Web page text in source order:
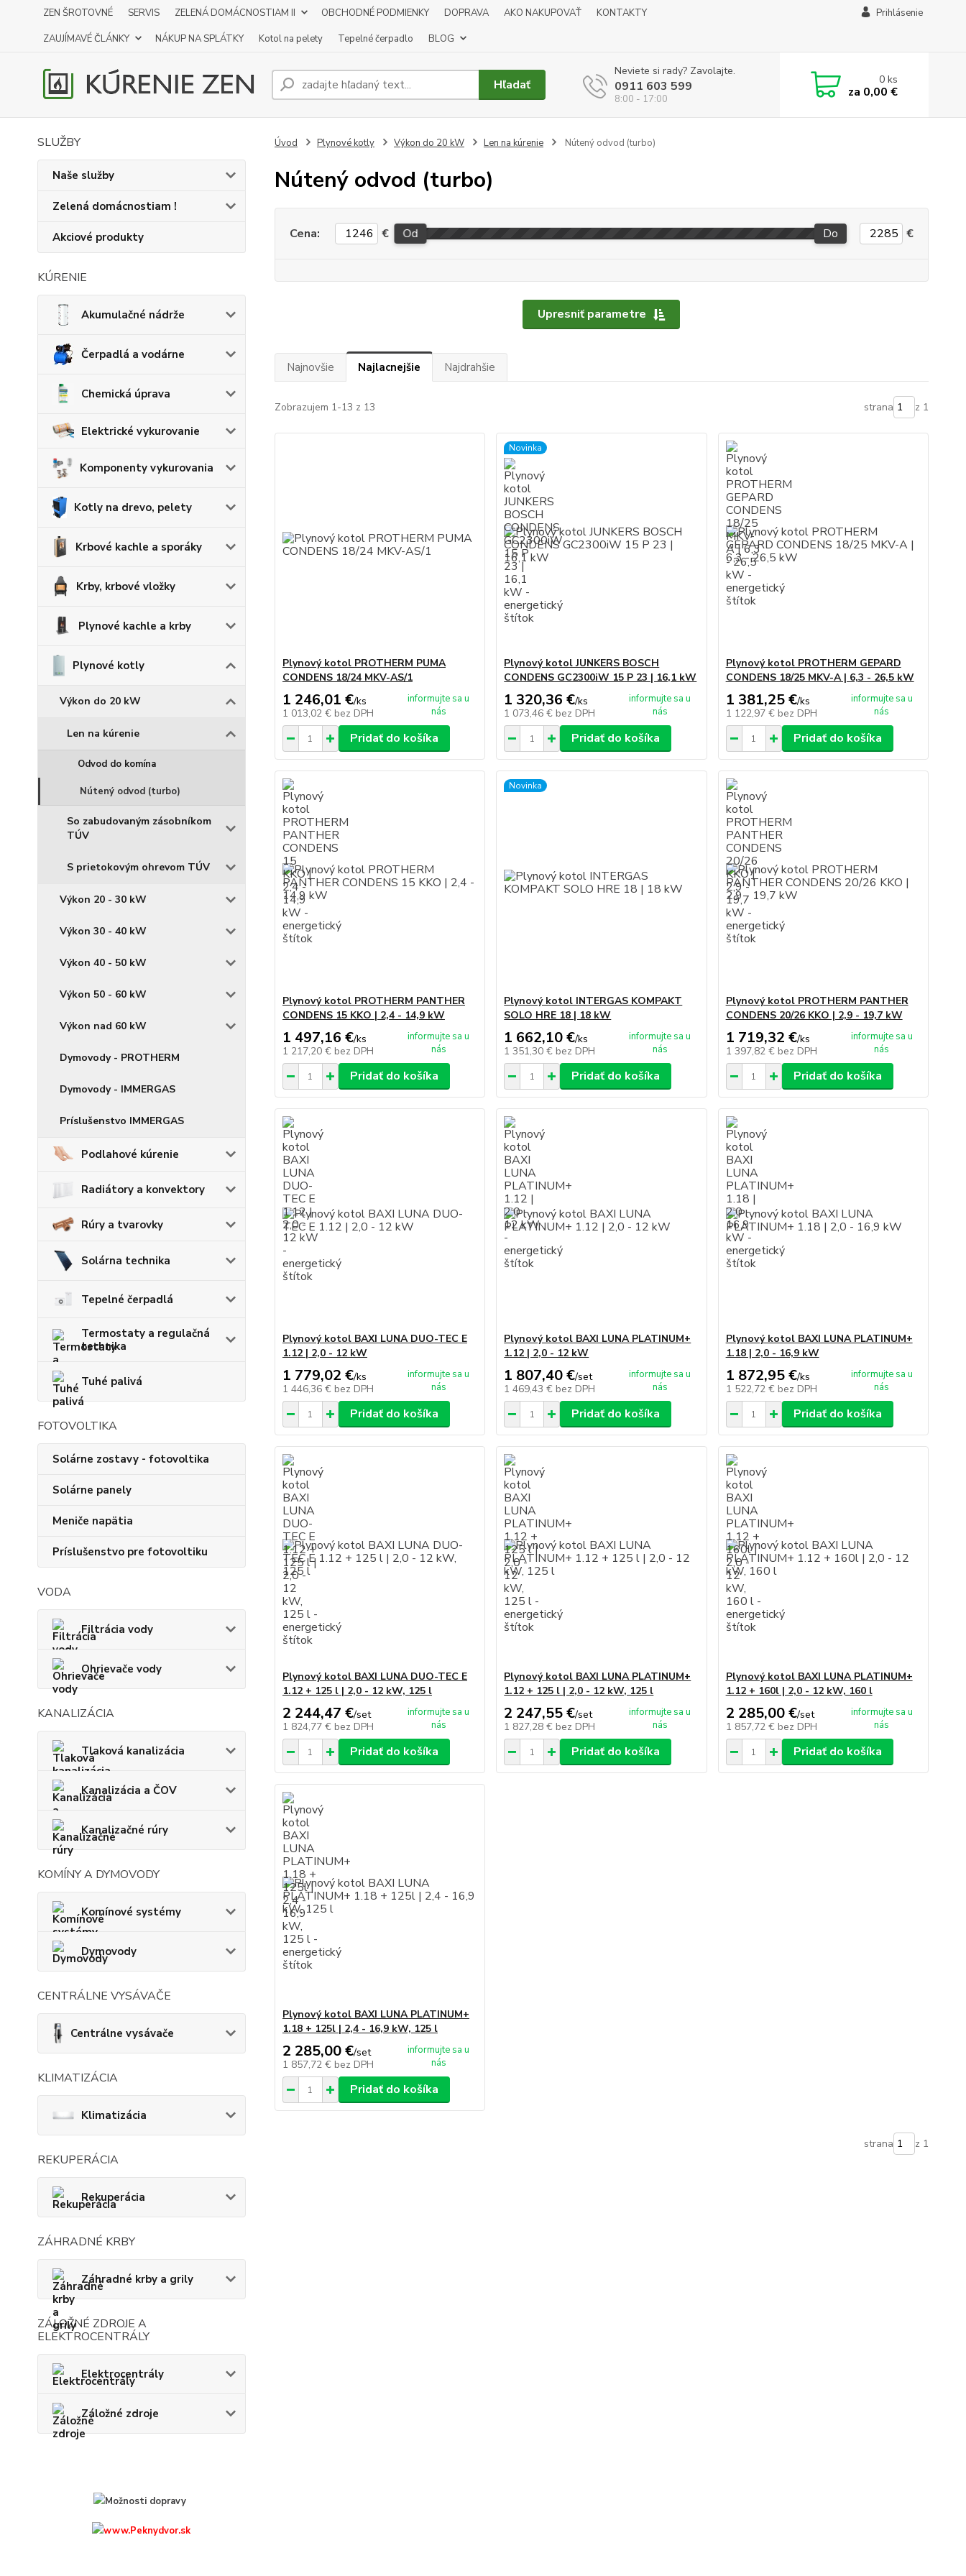
ZEN ŠROTOVNÉ SERVIS ZELENÁ DOMÁCNOSTIAM II OBCHODNÉ PODMIENKY DOPRAVA AKO NAKUPOVAŤ
KONTAKTY
ZAUJÍMAVÉ ČLÁNKY
NÁKUP NA SPLÁTKY Kotol na pelety Tepelné čerpadlo BLOG
Prihlásenie
Hľadať
Neviete si rady? Zavolajte.
0911 603 599
8:00 - 17:00
0ks
za 0,00 €
SLUŽBY
Naše služby
Zelená domácnostiam !
Akciové produkty
KÚRENIE
Akumulačné nádrže
Čerpadlá a vodárne
Chemická úprava
Elektrické vykurovanie
Komponenty vykurovania
Kotly na drevo, pelety
Krbové kachle a sporáky
Krby, krbové vložky
Plynové kachle a krby
Plynové kotly
Výkon do 20 kW
Len na kúrenie
Odvod do komína
Nútený odvod (turbo)
So zabudovaným zásobníkom
TÚV
S prietokovým ohrevom TÚV
Výkon 20 - 30 kW
Výkon 30 - 40 kW
Výkon 40 - 50 kW
Výkon 50 - 60 kW
Výkon nad 60 kW
Dymovody - PROTHERM
Dymovody - IMMERGAS
Príslušenstvo IMMERGAS
Podlahové kúrenie
Radiátory a konvektory
Rúry a tvarovky
Solárna technika
Tepelné čerpadlá
Termostaty a regulačná
technika
Tuhé palivá
FOTOVOLTIKA
Solárne zostavy - fotovoltika
Solárne panely
Meniče napätia
Príslušenstvo pre fotovoltiku
VODA
Filtrácia vody
Ohrievače vody
KANALIZÁCIA
Tlaková kanalizácia
Kanalizácia a ČOV
Kanalizačné rúry
KOMÍNY A DYMOVODY
Komínové systémy
Dymovody
CENTRÁLNE VYSÁVAČE
Centrálne vysávače
KLIMATIZÁCIA
Klimatizácia
REKUPERÁCIA
Rekuperácia
ZÁHRADNÉ KRBY
Záhradné krby a grily
ZÁLOŽNÉ ZDROJE A
ELEKTROCENTRÁLY
Elektrocentrály
Záložné zdroje
Úvod Plynové kotly Výkon do 20 kW Len na kúrenie Nútený odvod (turbo)
Nútený odvod (turbo)
Upresniť parametre
Cena: € Od Do €
Najnovšie Najlacnejšie Najdrahšie
Zobrazujem 1-13 z 13 strana z 1
Plynový kotol PROTHERM PUMA
CONDENS 18/24 MKV-AS/1
1 246,01 €/ks
1 013,02 € bez DPH
informujte sa u
nás
Pridať do košíka
Novinka
Plynový kotol JUNKERS BOSCH
CONDENS GC2300iW 15 P 23 | 16,1 kW
1 320,36 €/ks
1 073,46 € bez DPH
informujte sa u
nás
Pridať do košíka
Plynový kotol PROTHERM GEPARD
CONDENS 18/25 MKV-A | 6,3 - 26,5 kW
1 381,25 €/ks
1 122,97 € bez DPH
informujte sa u
nás
Pridať do košíka
Plynový kotol PROTHERM PANTHER
CONDENS 15 KKO | 2,4 - 14,9 kW
1 497,16 €/ks
1 217,20 € bez DPH
informujte sa u
nás
Pridať do košíka
Novinka
Plynový kotol INTERGAS KOMPAKT
SOLO HRE 18 | 18 kW
1 662,10 €/ks
1 351,30 € bez DPH
informujte sa u
nás
Pridať do košíka
Plynový kotol PROTHERM PANTHER
CONDENS 20/26 KKO | 2,9 - 19,7 kW
1 719,32 €/ks
1 397,82 € bez DPH
informujte sa u
nás
Pridať do košíka
Plynový kotol BAXI LUNA DUO-TEC E
1.12 | 2,0 - 12 kW
1 779,02 €/ks
1 446,36 € bez DPH
informujte sa u
nás
Pridať do košíka
Plynový kotol BAXI LUNA PLATINUM+
1.12 | 2,0 - 12 kW
1 807,40 €/set
1 469,43 € bez DPH
informujte sa u
nás
Pridať do košíka
Plynový kotol BAXI LUNA PLATINUM+
1.18 | 2,0 - 16,9 kW
1 872,95 €/ks
1 522,72 € bez DPH
informujte sa u
nás
Pridať do košíka
Plynový kotol BAXI LUNA DUO-TEC E
1.12 + 125 l | 2,0 - 12 kW, 125 l
2 244,47 €/set
1 824,77 € bez DPH
informujte sa u
nás
Pridať do košíka
Plynový kotol BAXI LUNA PLATINUM+
1.12 + 125 l | 2,0 - 12 kW, 125 l
2 247,55 €/set
1 827,28 € bez DPH
informujte sa u
nás
Pridať do košíka
Plynový kotol BAXI LUNA PLATINUM+
1.12 + 160l | 2,0 - 12 kW, 160 l
2 285,00 €/set
1 857,72 € bez DPH
informujte sa u
nás
Pridať do košíka
Plynový kotol BAXI LUNA PLATINUM+
1.18 + 125l | 2,4 - 16,9 kW, 125 l
2 285,00 €/set
1 857,72 € bez DPH
informujte sa u
nás
Pridať do košíka
strana z 1